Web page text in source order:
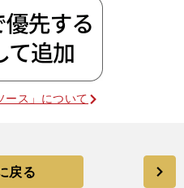
ス」について
戻る